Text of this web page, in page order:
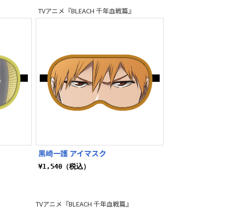
TVアニメ『BLEACH 千年血戦篇』
黒崎一護 アイマスク
¥1,540（税込）
TVアニメ『BLEACH 千年血戦篇』